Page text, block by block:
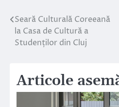
Navigare
în
Seară Culturală Coreeană
la Casa de Cultură a
Studenților din Cluj
Articole